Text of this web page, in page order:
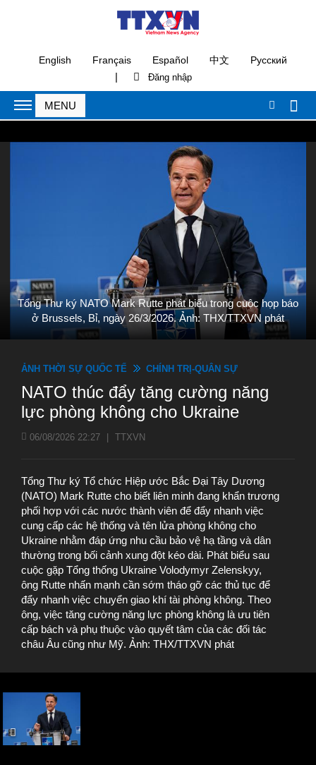
English Français Español 中文 Русский
|
Tổng Thư ký NATO Mark Rutte phát biểu trong cuộc họp báo
ở Brussels, Bỉ, ngày 26/3/2026. Ảnh: THX/TTXVN phát
ẢNH THỜI SỰ QUỐC TẾ CHÍNH TRỊ-QUÂN SỰ
NATO thúc đẩy tăng cường năng
lực phòng không cho Ukraine
06/08/2026 22:27 TTXVN
Tổng Thư ký Tổ chức Hiệp ước Bắc Đại Tây Dương
(NATO) Mark Rutte cho biết liên minh đang khẩn trương
phối hợp với các nước thành viên để đẩy nhanh việc
cung cấp các hệ thống và tên lửa phòng không cho
Ukraine nhằm đáp ứng nhu cầu bảo vệ hạ tầng và dân
thường trong bối cảnh xung đột kéo dài. Phát biểu sau
cuộc gặp Tổng thống Ukraine Volodymyr Zelenskyy,
ông Rutte nhấn mạnh cần sớm tháo gỡ các thủ tục để
đẩy nhanh việc chuyển giao khí tài phòng không. Theo
ông, việc tăng cường năng lực phòng không là ưu tiên
cấp bách và phụ thuộc vào quyết tâm của các đối tác
châu Âu cũng như Mỹ. Ảnh: THX/TTXVN phát